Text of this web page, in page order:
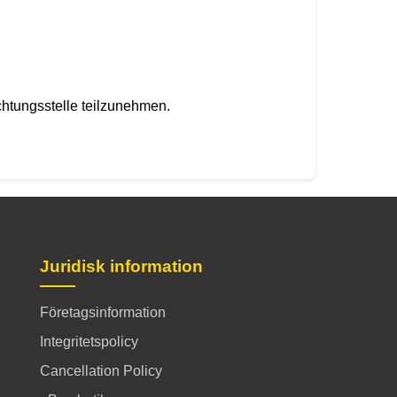
teilzunehmen.
Juridisk information
Företagsinformation
Integritetspolicy
Cancellation Policy